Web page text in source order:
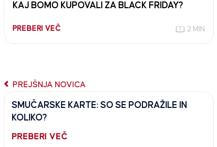
KAJ BOMO KUPOVALI ZA BLACK FRIDAY?
PREBERI VEČ 2 MIN
PREJŠNJA NOVICA
SMUČARSKE KARTE: SO SE PODRAŽILE IN
KOLIKO?
PREBERI VEČ